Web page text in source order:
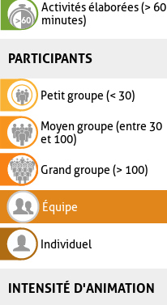
Activités élaborées (> 60
minutes)
PARTICIPANTS
Petit groupe (< 30)
Moyen groupe (entre 30
et 100)
Grand groupe (> 100)
Équipe
Individuel
INTENSITÉ D'ANIMATION